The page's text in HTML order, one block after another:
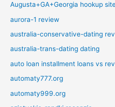
Augusta+GA+Georgia hookup
aurora-1 review
australia-conservative-dating
australia-trans-dating dating
auto loan installment loans vs
automaty777.org
automaty999.org